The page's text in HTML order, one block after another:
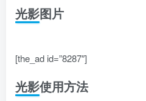
光影图片
[the_ad id=”8287″]
光影使用方法